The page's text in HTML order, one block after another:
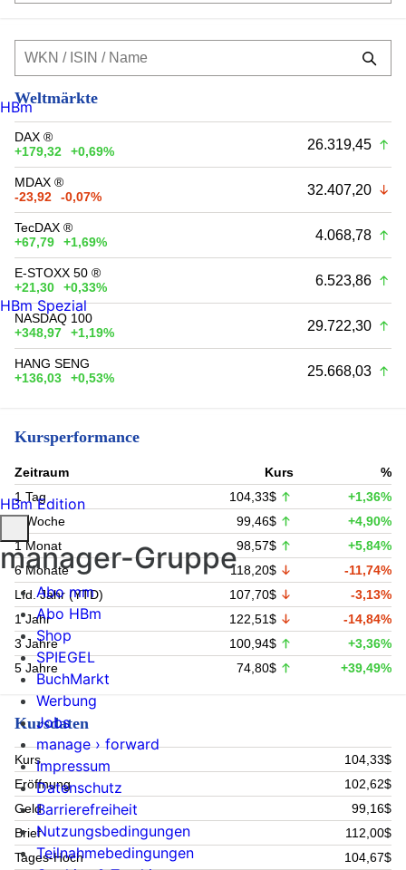
Weltmärkte
DAX ®
+179,32
+0,69% 26.319,45
MDAX ®
-23,92
-0,07% 32.407,20
TecDAX ®
+67,79
+1,69% 4.068,78
E-STOXX 50 ®
+21,30
+0,33% 6.523,86
NASDAQ 100
+348,97
+1,19% 29.722,30
HANG SENG
+136,03
+0,53% 25.668,03
Kursperformance
Zeitraum Kurs
%
1 Tag
104,33$
+1,36%
1 Woche
99,46$
+4,90%
1 Monat
98,57$
+5,84%
6 Monate
118,20$
-11,74%
Lfd. Jahr (YTD)
107,70$
-3,13%
1 Jahr
122,51$
-14,84%
3 Jahre
100,94$
+3,36%
5 Jahre
74,80$ +39,49%
Kursdaten
Kurs
104,33$
Eröffnung
102,62$
Geld
99,16$
Brief
112,00$
Tages-Hoch
104,67$
HBm
HBm Spezial
HBm Edition
manager-Gruppe
Abo mm
Abo HBm
Shop
SPIEGEL
BuchMarkt
Werbung
Jobs
manage › forward
Impressum
Datenschutz
Barrierefreiheit
Nutzungsbedingungen
Teilnahmebedingungen